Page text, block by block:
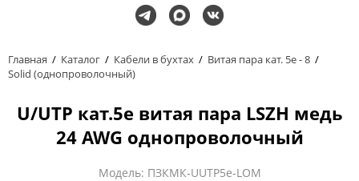
Главная / Каталог / Кабели в бухтах / Витая пара кат. 5е - 8 /
Solid (однопроволочный)
U/UTP кат.5e витая пара LSZH медь
24 AWG однопроволочный
Модель: ПЗКМК-UUTP5e-LOM